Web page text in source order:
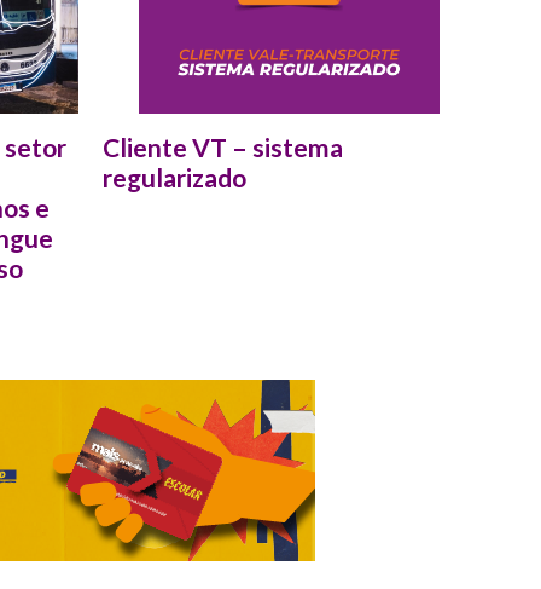
setor
e
Cliente VT – sistema
regularizado